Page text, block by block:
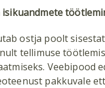
ostja poolt
tellimuse
Veebipood
pakkuvale